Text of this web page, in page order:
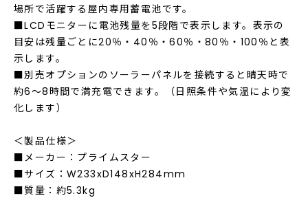
場所で活躍する屋内専用蓄電池です。
■LCDモニターに電池残量を5段階で表示します。表示の
目安は残量ごとに20％・40％・60％・80％・100％と表
示します。
■別売オプションのソーラーパネルを接続すると晴天時で
約6～8時間で満充電できます。（日照条件や気温により変
化します）
＜製品仕様＞
■メーカー：プライムスター
■サイズ：W233xD148xH284mm
■質量：約5.3kg